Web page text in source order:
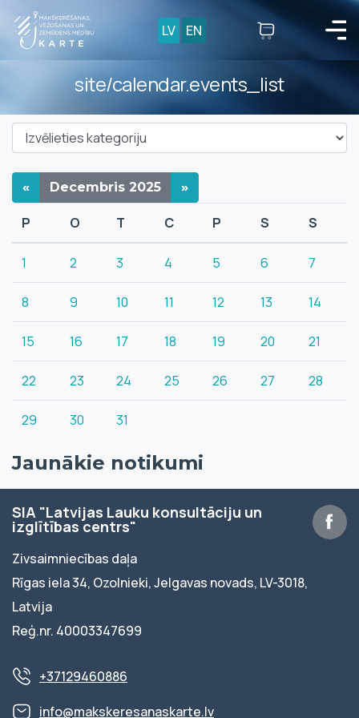
LV EN
site/calendar.events_list
« Decembris 2025 »
P O T C P S S
1 2 3 4 5 6 7
8 9 10 11 12 13 14
15 16 17 18 19 20 21
22 23 24 25 26 27 28
29 30 31
Jaunākie notikumi
SIA "Latvijas Lauku konsultāciju un
izglītības centrs"
Zivsaimniecības daļa
Rīgas iela 34, Ozolnieki, Jelgavas novads, LV-3018,
Latvija
Reģ.nr. 40003347699
+37129460886
info@makskeresanaskarte.lv